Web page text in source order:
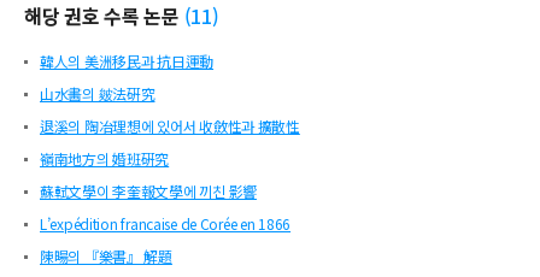
해당 권호 수록 논문 (11)
韓人의 美洲移民과 抗日運動
山水畵의 皴法硏究
退溪의 陶冶理想에 있어서 收斂性과 擴散性
嶺南地方의 婚班硏究
蘇軾文學이 李奎報文學에 끼친 影響
L’expédition francaise de Corée en 1866
陳暘의 『樂書』 解題